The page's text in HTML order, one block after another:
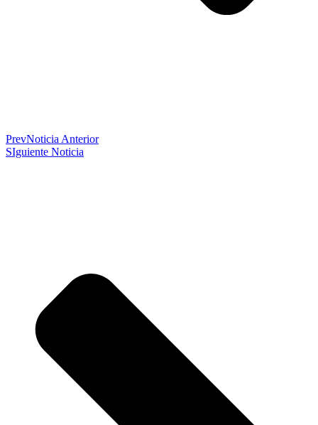
PrevNoticia Anterior
SIguiente Noticia